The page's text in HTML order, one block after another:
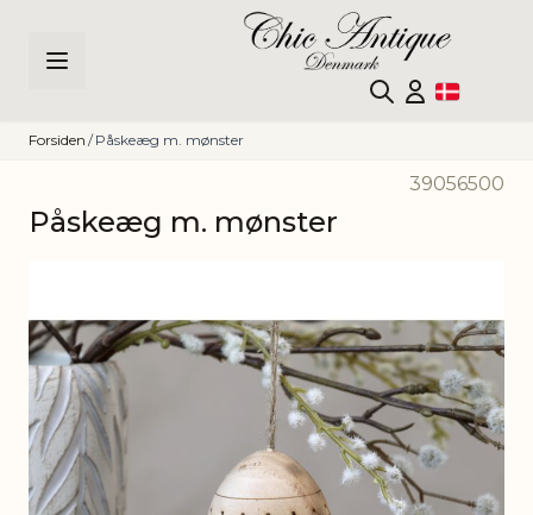
Forsiden / Påskeæg m. mønster
39056500
Påskeæg m. mønster